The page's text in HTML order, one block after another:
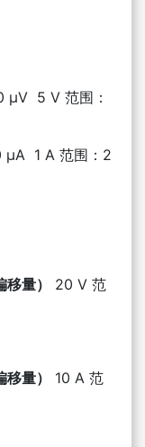
µV 5 V 范围：
µA 1 A 范围：2
量）
20 V 范
量）
10 A 范